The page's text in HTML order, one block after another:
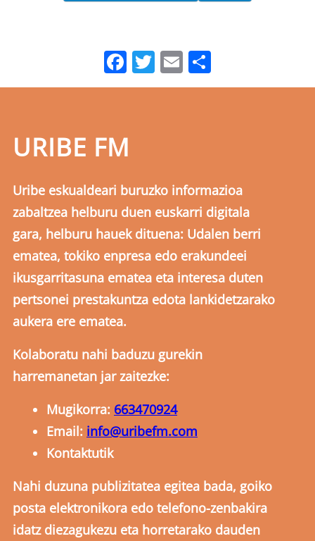
Facebook
Twitter
Email
URIBE FM
Uribe eskualdeari buruzko informazioa
zabaltzea helburu duen euskarri digitala
gara, helburu hauek dituena: Udalen berri
ematea, tokiko enpresa edo erakundeei
ikusgarritasuna ematea eta interesa duten
pertsonei prestakuntza edota lankidetzarako
aukera ere ematea.
Kolaboratu nahi baduzu gurekin
harremanetan jar zaitezke:
Mugikorra: 663470924
Email: info@uribefm.com
Kontaktutik
Nahi duzuna publizitatea egitea bada, goiko
posta elektronikora edo telefono-zenbakira
idatz diezagukezu eta horretarako dauden